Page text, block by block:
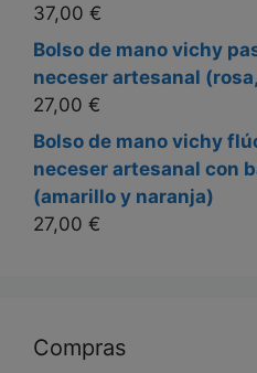
37,00 €
Bolso de mano vichy
neceser artesanal
27,00 €
Bolso de mano vichy
neceser artesanal con
(amarillo y naranja)
27,00 €
Compras